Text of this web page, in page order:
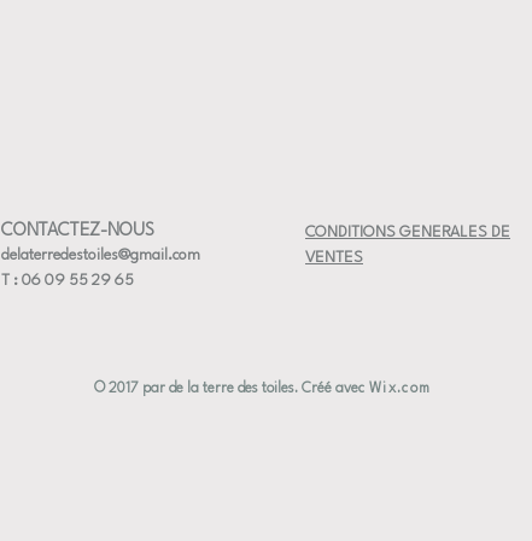
CONTACTEZ-NOUS
delaterredestoiles@gmail.com
T : 06 09 55 29 65
© 2017 par de la terre des toiles. Créé avec Wix.com
CONDITIONS GENERALES DE
VENTES